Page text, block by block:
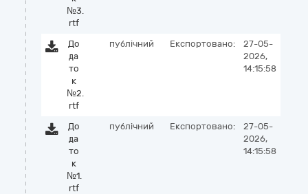
№3.
rtf
До
да
то
к
№2.
rtf
публічний Експортовано:
27-05-
2026,
14:15:58
До
да
то
к
№1.
rtf
публічний Експортовано:
27-05-
2026,
14:15:58